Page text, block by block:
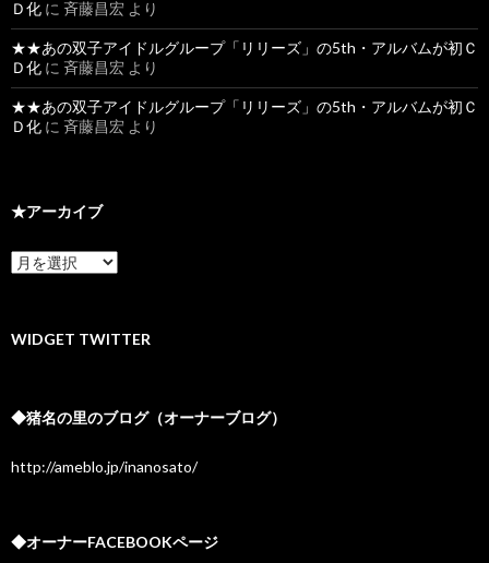
Ｄ化 に 斉藤昌宏 より
★★あの双子アイドルグループ「リリーズ」の5th・アルバムが初Ｃ
Ｄ化 に 斉藤昌宏 より
★★あの双子アイドルグループ「リリーズ」の5th・アルバムが初Ｃ
Ｄ化 に 斉藤昌宏 より
★アーカイブ
★
ア
イ
WIDGET TWITTER
◆猪名の里のブログ（オーナーブログ）
http://ameblo.jp/inanosato/
◆オーナーFACEBOOKページ